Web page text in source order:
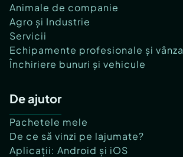
Animale de companie
Agro și Industrie
Servicii
Echipamente profesionale și
Închiriere bunuri și vehicule
De ajutor
Pachetele mele
De ce să vinzi pe lajumate?
Aplicații: Android și iOS